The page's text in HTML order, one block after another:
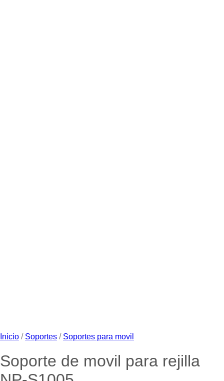
Inicio / Soportes / Soportes para movil
Soporte de movil para rejilla